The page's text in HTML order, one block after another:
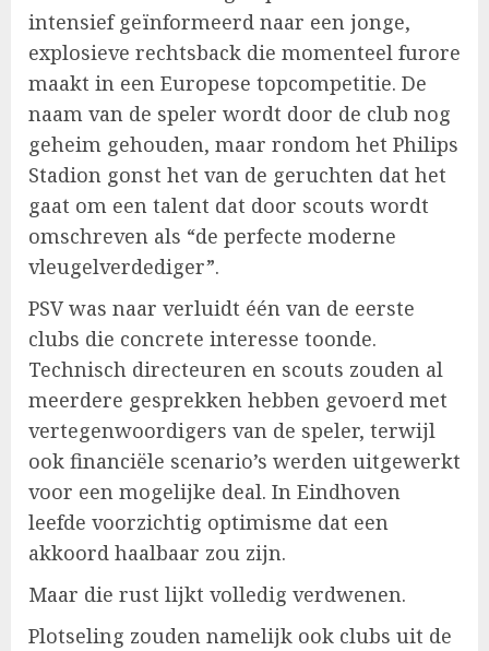
intensief geïnformeerd naar een jonge,
explosieve rechtsback die momenteel furore
maakt in een Europese topcompetitie. De
naam van de speler wordt door de club nog
geheim gehouden, maar rondom het Philips
Stadion gonst het van de geruchten dat het
gaat om een talent dat door scouts wordt
omschreven als “de perfecte moderne
vleugelverdediger”.
PSV was naar verluidt één van de eerste
clubs die concrete interesse toonde.
Technisch directeuren en scouts zouden al
meerdere gesprekken hebben gevoerd met
vertegenwoordigers van de speler, terwijl
ook financiële scenario’s werden uitgewerkt
voor een mogelijke deal. In Eindhoven
leefde voorzichtig optimisme dat een
akkoord haalbaar zou zijn.
Maar die rust lijkt volledig verdwenen.
Plotseling zouden namelijk ook clubs uit de